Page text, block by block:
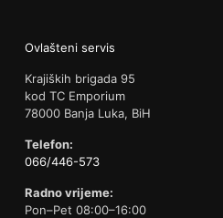
Ovlašteni servis
Krajiških brigada 95
kod TC Emporium
78000 Banja Luka, BiH
Telefon:
066/446-573
Radno vrijeme:
Pon–Pet 08:00–16:00